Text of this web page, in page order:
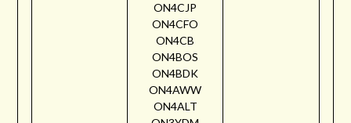
ON4CJP
ON4CFO
ON4CB
ON4BOS
ON4BDK
ON4AWW
ON4ALT